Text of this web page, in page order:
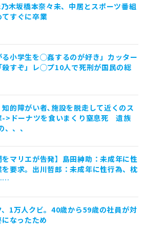
乃木坂橋本奈々未、中居とスポーツ番組
すぐに卒業
る小学生を◯姦するのが好き」カッター
殺すぞ」レ◯プ10人で死刑が国民の総
知的障がい者､施設を脱走して近くのス
->ドーナツを食いまくり窒息死 遺族
、、
をマリエが告発】島田紳助：未成年に性
要求。出川哲郎：未成年に性行為、枕
1万人クビ。40歳から59歳の社員が対
なったため